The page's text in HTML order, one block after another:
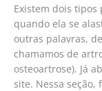
Existem dois
quando ela se
outras palavras,
chamamos de
osteoartrose). Já
site. Nessa seção,